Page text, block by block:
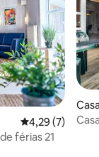
4,29 de uma
4,29 (7)
1 Casa de férias 21